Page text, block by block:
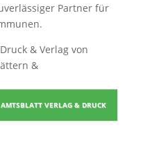
Partner für
Druck & Verlag von
&
AMTSBLATT VERLAG & DRUCK